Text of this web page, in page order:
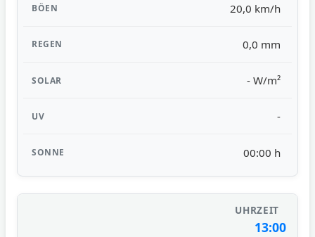
20,0 km/h
0,0 mm
- W/m²
-
00:00 h
13:00